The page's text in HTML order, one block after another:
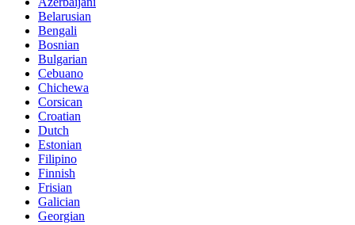
Belarusian
Bengali
Bosnian
Bulgarian
Cebuano
Chichewa
Corsican
Croatian
Dutch
Estonian
Filipino
Finnish
Frisian
Galician
Georgian